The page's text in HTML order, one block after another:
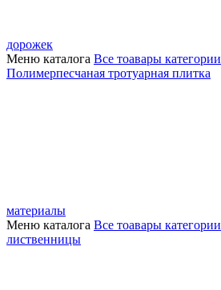
дорожек
Меню каталога Все тоавары категории
Полимерпесчаная тротуарная плитка
материалы
Меню каталога Все тоавары категории
лиственницы